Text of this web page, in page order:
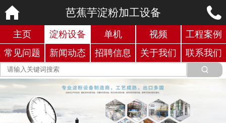
芭蕉芋淀粉加工设备
主页 淀粉设备 单机 视频
工程案例
常见问题
新闻动态 招聘信息 关于我们 联系我们